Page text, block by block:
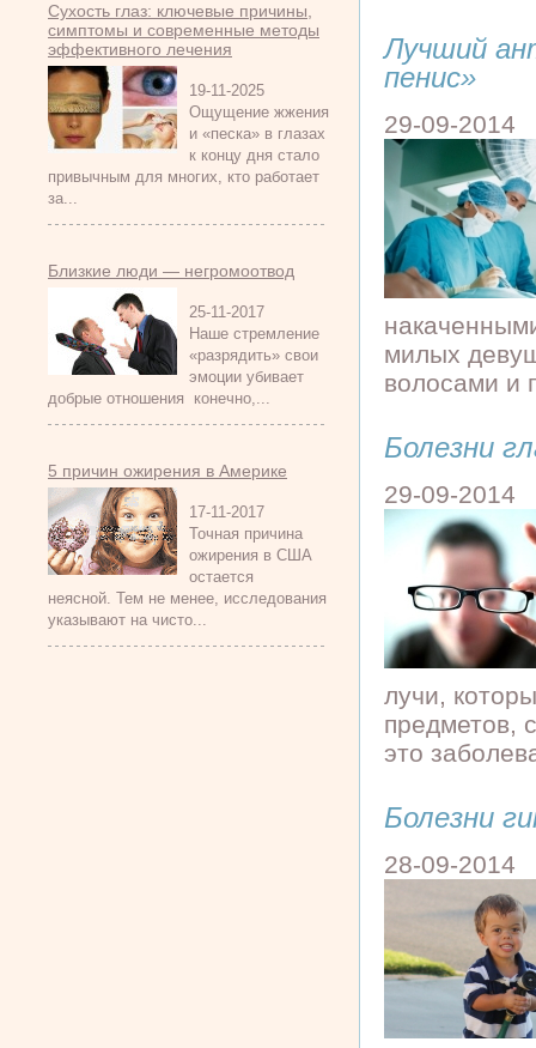
Сухость глаз: ключевые причины,
симптомы и современные методы
эффективного лечения
19-11-2025
Ощущение жжения
и «песка» в глазах
к концу дня стало
привычным для многих, кто работает
за...
Близкие люди — негромоотвод
25-11-2017
Наше стремление
«разрядить» свои
эмоции убивает
добрые отношения конечно,...
5 причин ожирения в Америке
17-11-2017
Точная причина
ожирения в США
остается
неясной. Тем не менее, исследования
указывают на чисто...
Лучший
пенис»
29-09-2014
милых
волосами и
Болезни
29-09-2014
лучи,
предметов,
это
Болезни
28-09-2014